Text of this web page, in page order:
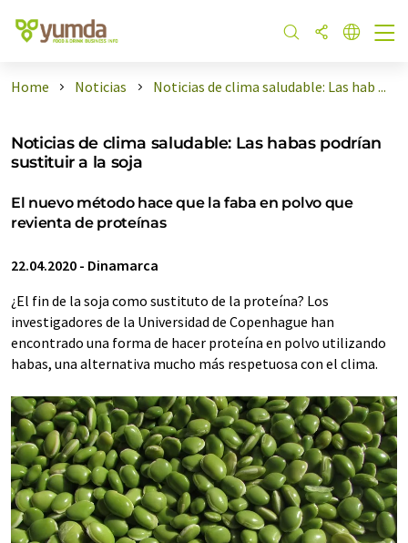
Home Noticias Noticias de clima saludable: Las hab ...
Noticias de clima saludable: Las habas podrían
sustituir a la soja
El nuevo método hace que la faba en polvo que
revienta de proteínas
22.04.2020 - Dinamarca
¿El fin de la soja como sustituto de la proteína? Los
investigadores de la Universidad de Copenhague han
encontrado una forma de hacer proteína en polvo utilizando
habas, una alternativa mucho más respetuosa con el clima.